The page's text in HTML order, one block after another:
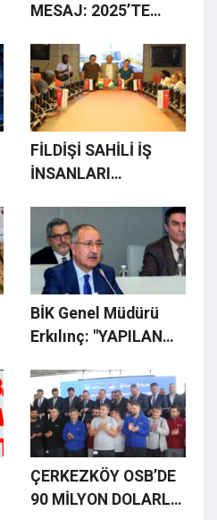
MESAJ: 2025’TE
DÖNÜŞÜM, 2026’DA
YÜKSEK KATMA
DEĞERLİ BÜYÜME
FİLDİŞİ SAHİLİ İŞ
İNSANLARI
ÇERKEZKÖY TSO’YA
ZİYARET
BİK Genel Müdürü
Erkılınç: "YAPILAN
ADET BAZINDA
DÜŞÜŞÜNÜ
ARTIRIYOR"
ÇERKEZKÖY OSB’DE
90 MİLYON DOLARLIK